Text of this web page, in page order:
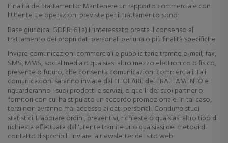
Finalità del trattamento: Mantenere un rapporto commerciale con
l'Utente. Le operazioni previste per il trattamento sono:
Base giuridica: GDPR: 6.1.a) L'interessato presta il consenso al
trattamento dei propri dati personali per una o più finalità specifiche
Inviare comunicazioni commerciali e pubblicitarie tramite e-mail, fax,
SMS, MMS, social media o qualsiasi altro mezzo elettronico o fisico,
presente o futuro, che consenta comunicazioni commerciali. Tali
comunicazioni saranno inviate dal TITOLARE del TRATTAMENTO e
riguarderanno i suoi prodotti e servizi, o quelli dei suoi partner o
fornitori con cui ha stipulato un accordo promozionale. In tal caso,
terzi non avranno mai accesso ai dati personali. Condurre studi
statistici. Elaborare ordini, preventivi, richieste o qualsiasi altro tipo di
richiesta effettuata dall'utente tramite uno qualsiasi dei metodi di
contatto disponibili. Inviare la newsletter del sito web.